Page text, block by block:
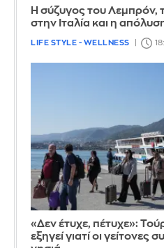
Η σύζυγος του Λεμπρόν,
στην Ιταλία και η
LIFE STYLE - WELLNESS
«Δεν έτυχε, πέτυχε»:
εξηγεί γιατί οι γείτονες